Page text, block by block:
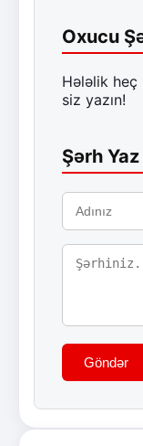
Oxucu
Hələlik heç
siz yazın!
Şərh Yaz
Göndər